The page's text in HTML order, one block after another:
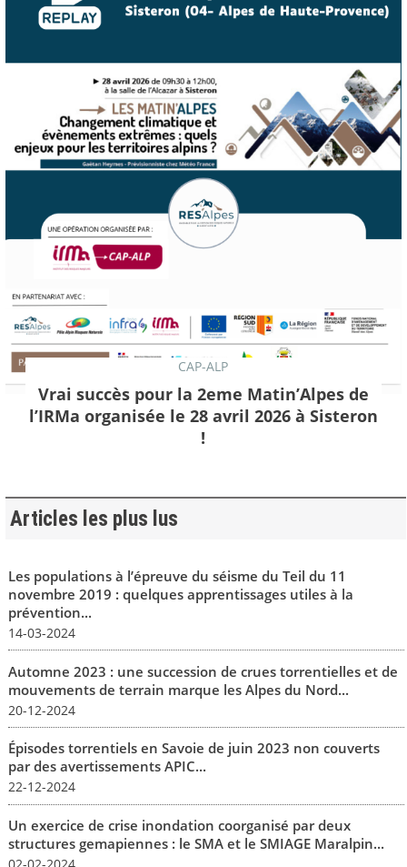
CAP-ALP
Vrai succès pour la 2eme Matin’Alpes de
l’IRMa organisée le 28 avril 2026 à Sisteron
!
Articles les plus lus
Les populations à l’épreuve du séisme du Teil du 11
novembre 2019 : quelques apprentissages utiles à la
prévention...
14-03-2024
Automne 2023 : une succession de crues torrentielles et de
mouvements de terrain marque les Alpes du Nord...
20-12-2024
Épisodes torrentiels en Savoie de juin 2023 non couverts
par des avertissements APIC...
22-12-2024
Un exercice de crise inondation coorganisé par deux
structures gemapiennes : le SMA et le SMIAGE Maralpin...